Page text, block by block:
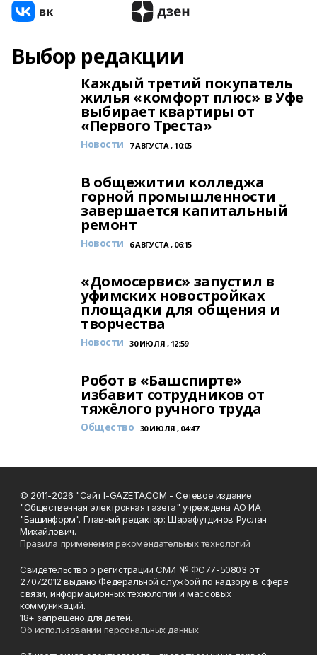
Выбор редакции
Каждый третий покупатель
жилья «комфорт плюс» в Уфе
выбирает квартиры от
«Первого Треста»
Новости 7 АВГУСТА , 10:05
В общежитии колледжа
горной промышленности
завершается капитальный
ремонт
Новости 6 АВГУСТА , 06:15
«Домосервис» запустил в
уфимских новостройках
площадки для общения и
творчества
Новости 30 ИЮЛЯ , 12:59
Робот в «Башспирте»
избавит сотрудников от
тяжёлого ручного труда
Общество 30 ИЮЛЯ , 04:47
© 2011-2026 "Сайт I-GAZETA.COM - Сетевое издание
"Общественная электронная газета" учреждена АО ИА
"Башинформ". Главный редактор: Шарафутдинов Руслан
Михайлович.
Правила применения рекомендательных технологий
Свидетельство о регистрации СМИ № ФС77-50803 от
27.07.2012 выдано Федеральной службой по надзору в сфере
связи, информационных технологий и массовых
коммуникаций.
18+ запрещено для детей.
Об использовании персональных данных